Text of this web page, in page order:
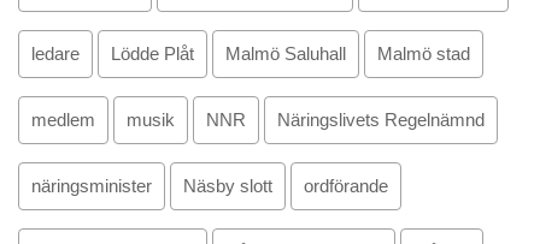
ledare Lödde Plåt Malmö Saluhall Malmö stad
medlem musik NNR Näringslivets Regelnämnd
näringsminister Näsby slott ordförande